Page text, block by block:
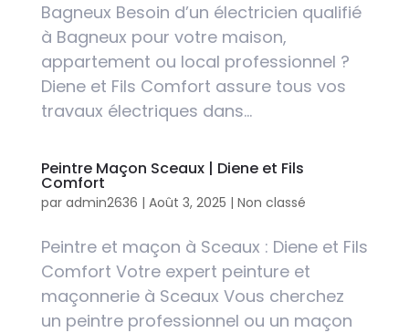
Bagneux Besoin d’un électricien qualifié
à Bagneux pour votre maison,
appartement ou local professionnel ?
Diene et Fils Comfort assure tous vos
travaux électriques dans...
Peintre Maçon Sceaux | Diene et Fils
Comfort
par admin2636 | Août 3, 2025 | Non classé
Peintre et maçon à Sceaux : Diene et Fils
Comfort Votre expert peinture et
maçonnerie à Sceaux Vous cherchez
un peintre professionnel ou un maçon